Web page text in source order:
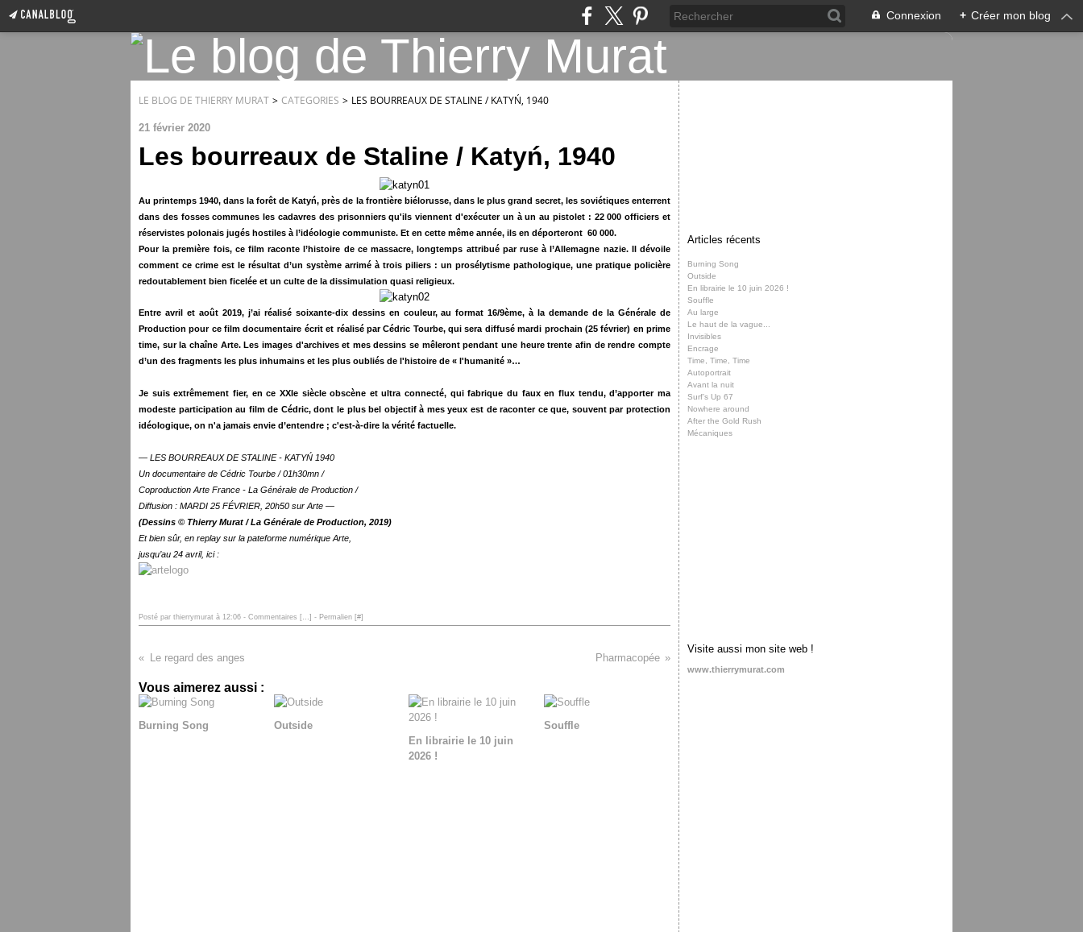
Connexion + Créer mon blog
LE BLOG DE THIERRY MURAT > CATEGORIES > LES BOURREAUX DE STALINE / KATYŃ, 1940
21 février 2020
Les bourreaux de Staline / Katyń, 1940
Au printemps 1940, dans la forêt de Katyń, près de la frontière biélorusse, dans le plus grand secret, les soviétiques enterrent
dans des fosses communes les cadavres des prisonniers qu'ils viennent d'exécuter un à un au pistolet : 22 000 officiers et
réservistes polonais jugés hostiles à l’idéologie communiste. Et en cette même année, ils en déporteront 60 000.
Pour la première fois, ce film raconte l’histoire de ce massacre, longtemps attribué par ruse à l’Allemagne nazie. Il dévoile
comment ce crime est le résultat d’un système arrimé à trois piliers : un prosélytisme pathologique, une pratique policière
redoutablement bien ficelée et un culte de la dissimulation quasi religieux.
Entre avril et août 2019, j’ai réalisé soixante-dix dessins en couleur, au format 16/9ème, à la demande de la Générale de
Production pour ce film documentaire écrit et réalisé par Cédric Tourbe, qui sera diffusé mardi prochain (25 février) en prime
time, sur la chaîne Arte. Les images d'archives et mes dessins se mêleront pendant une heure trente afin de rendre compte
d’un des fragments les plus inhumains et les plus oubliés de l'histoire de « l'humanité »…
Je suis extrêmement fier, en ce XXIe siècle obscène et ultra connecté, qui fabrique du faux en flux tendu, d’apporter ma
modeste participation au film de Cédric, dont le plus bel objectif à mes yeux est de raconter ce que, souvent par protection
idéologique, on n'a jamais envie d’entendre ; c'est-à-dire la vérité factuelle.
— LES BOURREAUX DE STALINE - KATYŃ 1940
Un documentaire de Cédric Tourbe / 01h30mn /
Coproduction Arte France - La Générale de Production /
Diffusion : MARDI 25 FÉVRIER, 20h50 sur Arte —
(Dessins © Thierry Murat / La Générale de Production, 2019)
Et bien sûr, en replay sur la pateforme numérique Arte,
jusqu’au 24 avril, ici :
Posté par thierrymurat à 12:06 - Commentaires […] - Permalien [#]
Le regard des anges Pharmacopée
Vous aimerez aussi :
Burning Song
Outside
En librairie le 10 juin
2026 !
Souffle
Articles récents
Burning Song
Outside
En librairie le 10 juin 2026 !
Souffle
Au large
Le haut de la vague...
Invisibles
Encrage
Time, Time, Time
Autoportrait
Avant la nuit
Surf’s Up 67
Nowhere around
After the Gold Rush
Mécaniques
Visite aussi mon site web !
www.thierrymurat.com